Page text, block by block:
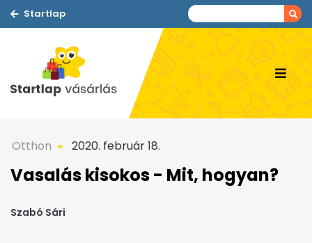
Startlap
Otthon 2020. február 18.
Vasalás kisokos - Mit, hogyan?
Szabó Sári